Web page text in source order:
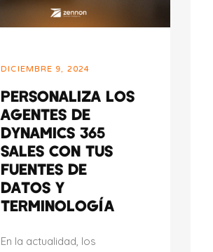
DICIEMBRE 9, 2024
PERSONALIZA LOS
AGENTES DE
DYNAMICS 365
SALES CON TUS
FUENTES DE
DATOS Y
TERMINOLOGÍA
En la actualidad, los